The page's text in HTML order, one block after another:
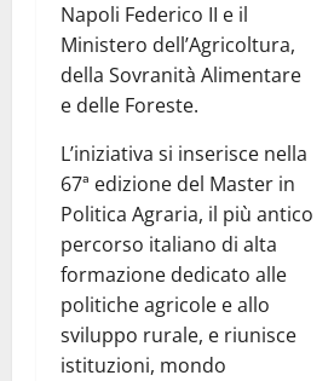
Napoli Federico II e il
Ministero dell’Agricoltura,
della Sovranità Alimentare
e delle Foreste.
L’iniziativa si inserisce nella
67ª edizione del Master in
Politica Agraria, il più antico
percorso italiano di alta
formazione dedicato alle
politiche agricole e allo
sviluppo rurale, e riunisce
istituzioni, mondo